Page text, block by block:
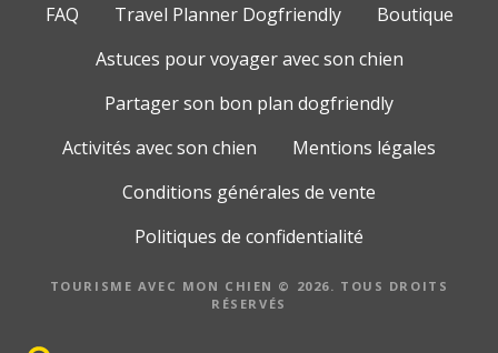
FAQ
Travel Planner Dogfriendly
Boutique
Astuces pour voyager avec son chien
Partager son bon plan dogfriendly
Activités avec son chien
Mentions légales
Conditions générales de vente
Politiques de confidentialité
TOURISME AVEC MON CHIEN © 2026. TOUS DROITS
RÉSERVÉS